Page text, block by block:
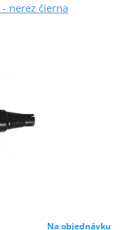
- nerez čierna
Na objednávku